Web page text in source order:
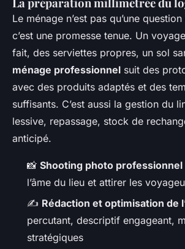
Le ménage n’est pas qu’une
c’est une promesse tenue. Un
fait, des serviettes propres, un sol
ménage professionnel suit des
avec des produits adaptés et des
suffisants. C’est aussi la gestion du
lessive, repassage, stock de
anticipé.
📸 Shooting photo professionnel
l’âme du lieu et attirer les
✍️ Rédaction et optimisation de
percutant, descriptif engageant,
stratégiques